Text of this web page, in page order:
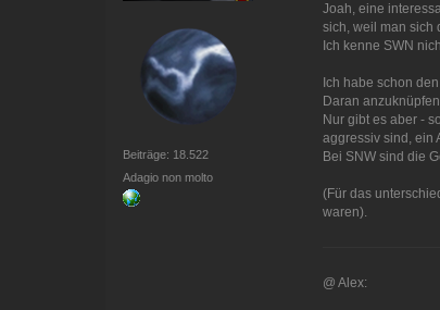
Beiträge: 18.522
Adagio non molto
Joah, eine
sich, weil man sich
Ich kenne SWN
Ich habe schon
Daran
Nur gibt es aber -
aggressiv sind, ein
Bei SNW sind die
(Für das
waren).
@ Alex: